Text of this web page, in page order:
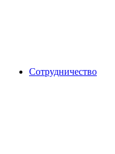
Сотрудничество